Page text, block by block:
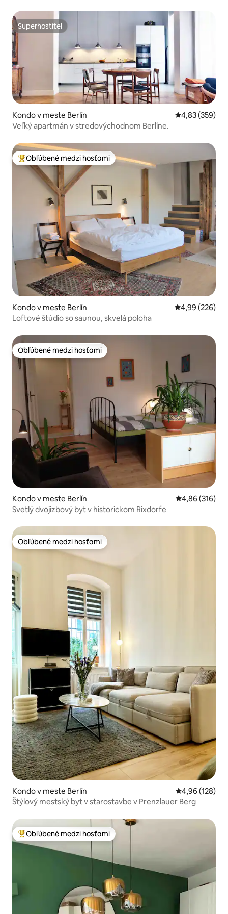
Superhostiteľ
Superhostiteľ
Kondo v meste Berlín Priemerné
4,83 (359)
Veľký apartmán v stredovýchodnom Berlíne.
Najobľúbenejšie medzi hosťami
Obľúbené medzi hosťami
Kondo v meste Berlín Priemerné
4,99 (226)
Loftové štúdio so saunou, skvelá poloha
Obľúbené medzi hosťami
Obľúbené medzi hosťami
Kondo v meste Berlín Priemerné
4,86 (316)
Svetlý dvojizbový byt v historickom Rixdorfe
Obľúbené medzi hosťami
Obľúbené medzi hosťami
Kondo v meste Berlín Priemerné
4,96 (128)
Štýlový mestský byt v starostavbe v Prenzlauer Berg
Najobľúbenejšie medzi hosťami
Obľúbené medzi hosťami